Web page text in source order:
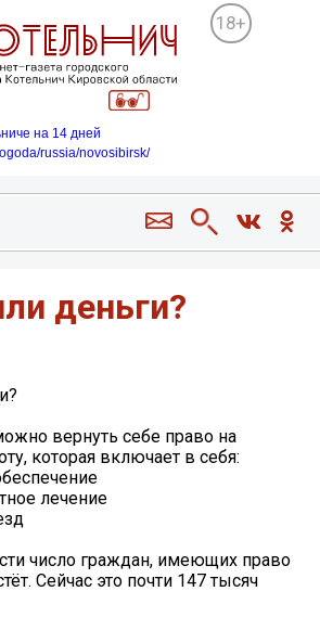
18+
на 14 дней
russia/novosibirsk/
деньги?
вернуть себе право на
которая включает в себя:
лечение
число граждан, имеющих право
Сейчас это почти 147 тысяч